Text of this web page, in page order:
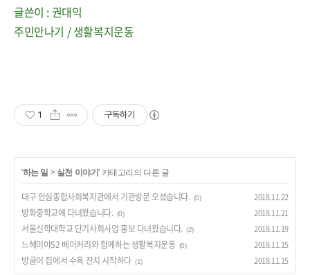
글쓴이 : 권대익
주민만나기 / 생활복지운동
1 구독하기
'하는 일 > 실천 이야기' 카테고리의 다른 글
대구 안심종합사회복지관에서 기관방문 오셨습니다. (0) 2018.11.22
방화중학교에 다녀왔습니다. (0) 2018.11.21
서울신학대학교 단기사회사업 홍보 다녀왔습니다. (2) 2018.11.19
느헤미야52 베이커리와 함께하는 생활복지운동 (0) 2018.11.15
방글이 집에서 수육 잔치 시작하다 (1) 2018.11.15